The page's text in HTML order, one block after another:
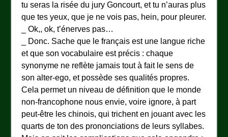
tu seras la risée du jury Goncourt, et tu n’auras plus
que tes yeux, que je ne vois pas, hein, pour pleurer.
_ Ok,, ok, t’énerves pas…
_ Donc. Sache que le français est une langue riche
et que son vocabulaire est précis : chaque
synonyme ne reflète jamais tout à fait le sens de
son alter-ego, et possède ses qualités propres.
Cela permet un niveau de définition que le monde
non-francophone nous envie, voire ignore, à part
peut-être les chinois, qui trichent en jouant avec les
quarts de ton des prononciations de leurs syllabes.